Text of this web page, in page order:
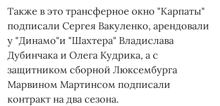
Также в это трансферное окно "Карпаты"
подписали Сергея Вакуленко, арендовали
у "Динамо"и "Шахтера" Владислава
Дубинчака и Олега Кудрика, а с
защитником сборной Люксембурга
Марвином Мартинсом подписали
контракт на два сезона.